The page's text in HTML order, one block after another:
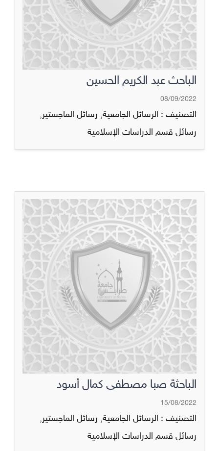
الباحث عبد الكريم الحسين
08/09/2022
التصنيف : الرسائل الجامعية, رسائل الماجستير,
رسائل قسم الدراسات الإسلامية
الباحثة صبا مصطفى كمال أسود
15/08/2022
التصنيف : الرسائل الجامعية, رسائل الماجستير,
رسائل قسم الدراسات الإسلامية